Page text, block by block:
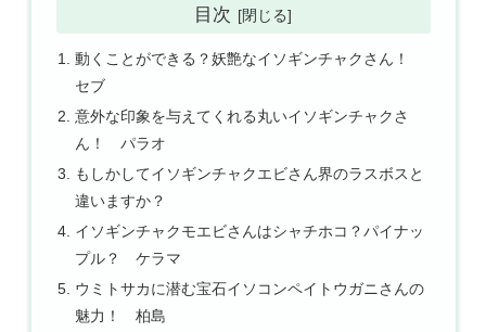
目次
動くことができる？妖艶なイソギンチャクさん！
セブ
意外な印象を与えてくれる丸いイソギンチャクさ
ん！ パラオ
もしかしてイソギンチャクエビさん界のラスボスと
違いますか？
イソギンチャクモエビさんはシャチホコ？パイナッ
プル？ ケラマ
ウミトサカに潜む宝石イソコンペイトウガニさんの
魅力！ 柏島